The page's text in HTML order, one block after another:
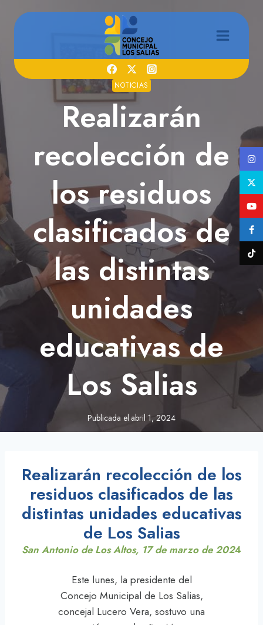
NOTICIAS
Realizarán
recolección de
los residuos
clasificados de
las distintas
unidades
educativas de
Los Salias
Publicada el abril 1, 2024
Realizarán recolección de los
residuos clasificados de las
distintas unidades educativas
de Los Salias
San Antonio de Los Altos, 17 de marzo de 2024
Este lunes, la presidente del
Concejo Municipal de Los Salias,
concejal Lucero Vera, sostuvo una